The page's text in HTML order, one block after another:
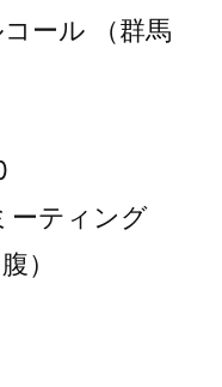
ール （群馬
ーティング
）